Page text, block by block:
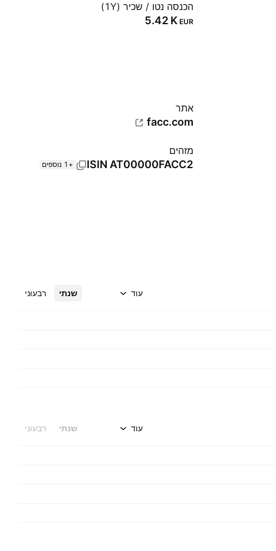
הכנסה נטו / שכיר (1Y)
‪5.42 K‬ EUR
אתר‏
facc.com
מזהים
ISIN AT00000FACC2 +1 נוספים
שנתי רבעוני עוד
שנתי רבעוני עוד